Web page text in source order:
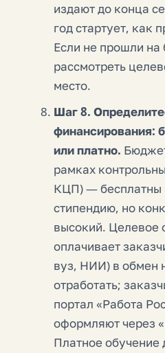
издают до конца
год стартует, как
Если не прошли
рассмотреть
место.
Шаг 8.
финансирования:
или платно.
рамках
КЦП) — бесплатны
стипендию, но
высокий. Целевое
оплачивает
вуз, НИИ) в обмен
отработать;
портал «Работа
оформляют через
Платное обучение